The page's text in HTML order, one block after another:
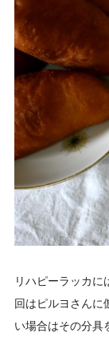
リハピーラッカ
回はピルヨさんに
い場合はその分具